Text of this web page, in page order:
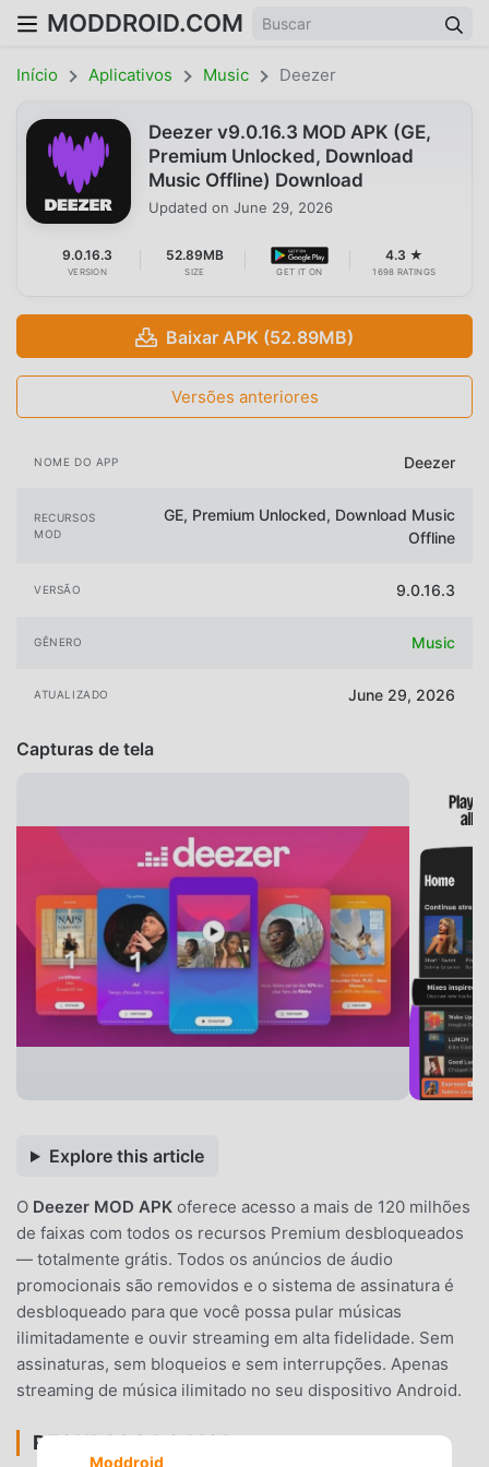
MODDROID.COM
Início Aplicativos Music Deezer
Deezer v9.0.16.3 MOD APK (GE,
Premium Unlocked, Download
Music Offline) Download
Updated on June 29, 2026
9.0.16.3
VERSION
52.89MB
SIZE GET IT ON
4.3 ★
1698 RATINGS
Baixar APK (52.89MB)
Versões anteriores
NOME DO APP Deezer
RECURSOS
MOD
GE, Premium Unlocked, Download Music
Offline
VERSÃO 9.0.16.3
GÊNERO Music
ATUALIZADO June 29, 2026
Capturas de tela
Explore this article
O Deezer MOD APK oferece acesso a mais de 120 milhões
de faixas com todos os recursos Premium desbloqueados
— totalmente grátis. Todos os anúncios de áudio
promocionais são removidos e o sistema de assinatura é
desbloqueado para que você possa pular músicas
ilimitadamente e ouvir streaming em alta fidelidade. Sem
assinaturas, sem bloqueios e sem interrupções. Apenas
streaming de música ilimitado no seu dispositivo Android.
RECURSOS DO MOD
Moddroid